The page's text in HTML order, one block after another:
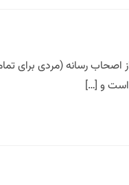
اصحاب رسانه (مردی
است و […]